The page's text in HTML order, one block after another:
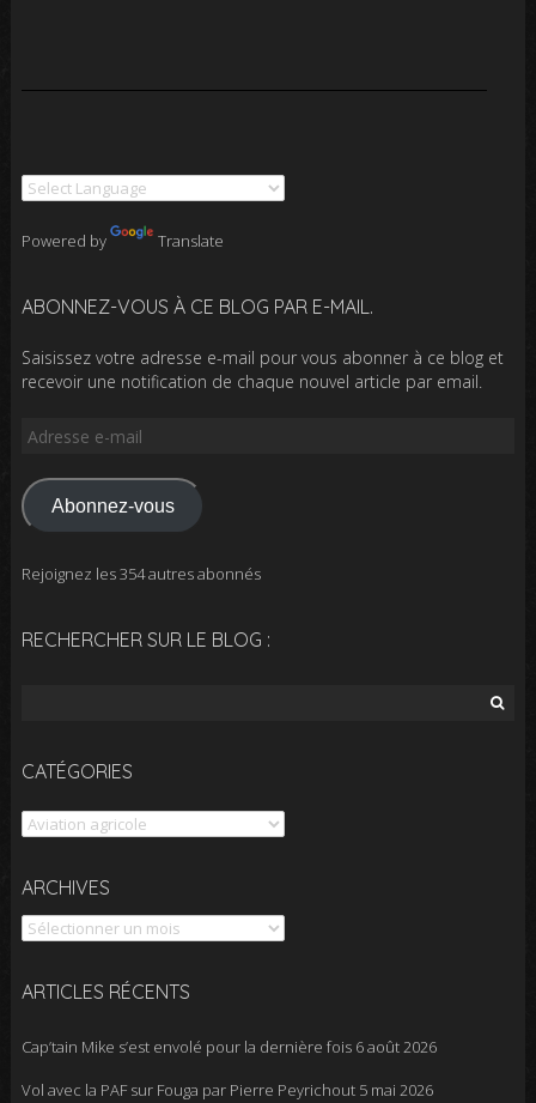
Powered by Translate
ABONNEZ-VOUS À CE BLOG PAR E-MAIL.
Saisissez votre adresse e-mail pour vous abonner à ce blog et
recevoir une notification de chaque nouvel article par email.
Adresse
mail
Abonnez-vous
Rejoignez les 354 autres abonnés
RECHERCHER SUR LE BLOG :
CATÉGORIES
Catégories
ARCHIVES
Archives
ARTICLES RÉCENTS
Cap’tain Mike s’est envolé pour la dernière fois 6 août 2026
Vol avec la PAF sur Fouga par Pierre Peyrichout 5 mai 2026